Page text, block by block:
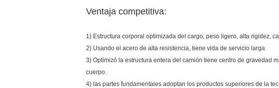
Ventaja competitiva:
1) Estructura corporal optimizada del cargo, peso ligero, alta rigidez,
2) Usando el acero de alta resistencia, tiene vida de servicio larga
3) Optimizó la estructura entera del camión tiene centro de gravedad
cuerpo.
4) las partes fundamentales adoptan los productos superiores de la